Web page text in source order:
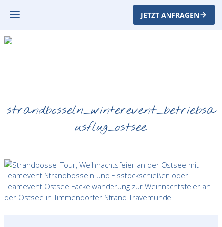
JETZT ANFRAGEN
strandbosseln_winterevent_betriebsa
usflug_ostsee